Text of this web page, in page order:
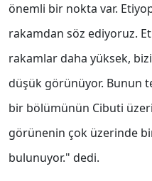
önemli bir nokta var.
rakamdan söz ediyoruz.
rakamlar daha yüksek,
düşük görünüyor. Bunun
bir bölümünün Cibuti
görünenin çok üzerinde
bulunuyor." dedi.